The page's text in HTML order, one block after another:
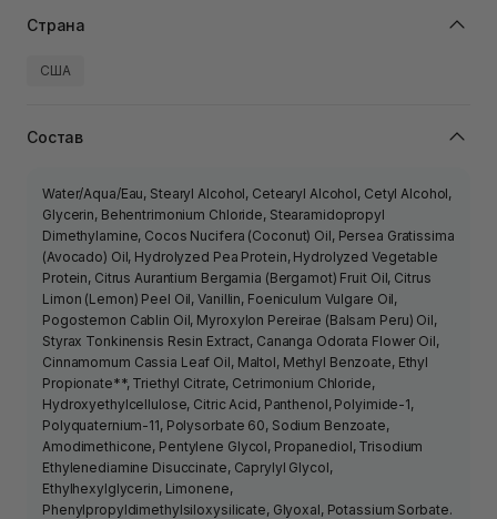
Страна
США
Состав
Water/Aqua/Eau, Stearyl Alcohol, Cetearyl Alcohol, Cetyl Alcohol,
Glycerin, Behentrimonium Chloride, Stearamidopropyl
Dimethylamine, Cocos Nucifera (Coconut) Oil, Persea Gratissima
(Avocado) Oil, Hydrolyzed Pea Protein, Hydrolyzed Vegetable
Protein, Citrus Aurantium Bergamia (Bergamot) Fruit Oil, Citrus
Limon (Lemon) Peel Oil, Vanillin, Foeniculum Vulgare Oil,
Pogostemon Cablin Oil, Myroxylon Pereirae (Balsam Peru) Oil,
Styrax Tonkinensis Resin Extract, Cananga Odorata Flower Oil,
Cinnamomum Cassia Leaf Oil, Maltol, Methyl Benzoate, Ethyl
Propionate**, Triethyl Citrate, Cetrimonium Chloride,
Hydroxyethylcellulose, Citric Acid, Panthenol, Polyimide-1,
Polyquaternium-11, Polysorbate 60, Sodium Benzoate,
Amodimethicone, Pentylene Glycol, Propanediol, Trisodium
Ethylenediamine Disuccinate, Caprylyl Glycol,
Ethylhexylglycerin, Limonene,
Phenylpropyldimethylsiloxysilicate, Glyoxal, Potassium Sorbate.